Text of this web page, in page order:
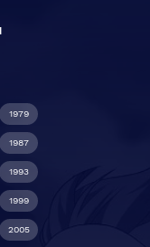
1979
1987
1993
1999
2005